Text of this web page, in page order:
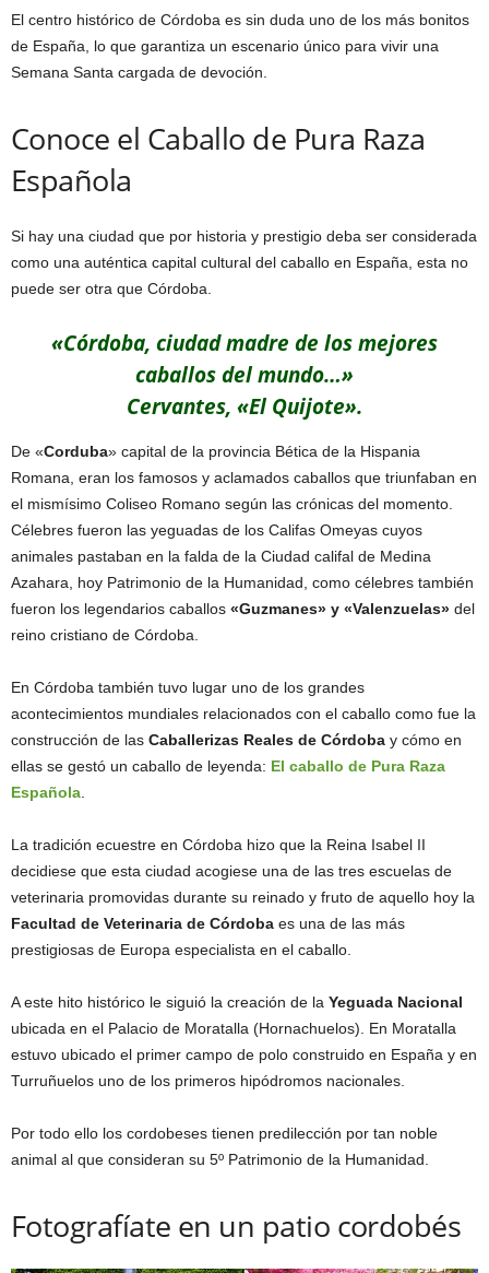
El centro histórico de Córdoba es sin duda uno de los más bonitos
de España, lo que garantiza un escenario único para vivir una
Semana Santa cargada de devoción.
Conoce el Caballo de Pura Raza
Española
Si hay una ciudad que por historia y prestigio deba ser considerada
como una auténtica capital cultural del caballo en España, esta no
puede ser otra que Córdoba.
«Córdoba, ciudad madre de los mejores
caballos del mundo…»
Cervantes, «El Quijote».
De «Corduba» capital de la provincia Bética de la Hispania
Romana, eran los famosos y aclamados caballos que triunfaban en
el mismísimo Coliseo Romano según las crónicas del momento.
Célebres fueron las yeguadas de los Califas Omeyas cuyos
animales pastaban en la falda de la Ciudad califal de Medina
Azahara, hoy Patrimonio de la Humanidad, como célebres también
fueron los legendarios caballos «Guzmanes» y «Valenzuelas» del
reino cristiano de Córdoba.
En Córdoba también tuvo lugar uno de los grandes
acontecimientos mundiales relacionados con el caballo como fue la
construcción de las Caballerizas Reales de Córdoba y cómo en
ellas se gestó un caballo de leyenda: El caballo de Pura Raza
Española
La tradición ecuestre en Córdoba hizo que la Reina Isabel II
decidiese que esta ciudad acogiese una de las tres escuelas de
veterinaria promovidas durante su reinado y fruto de aquello hoy la
Facultad de Veterinaria de Córdoba es una de las más
prestigiosas de Europa especialista en el caballo.
A este hito histórico le siguió la creación de la Yeguada Nacional
ubicada en el Palacio de Moratalla (Hornachuelos). En Moratalla
estuvo ubicado el primer campo de polo construido en España y en
Turruñuelos uno de los primeros hipódromos nacionales.
Por todo ello los cordobeses tienen predilección por tan noble
animal al que consideran su 5º Patrimonio de la Humanidad.
Fotografíate en un patio cordobés